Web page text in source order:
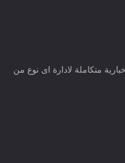
متكاملة لادارة اى نوع من